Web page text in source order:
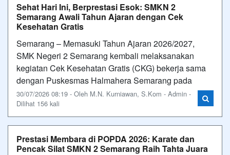
Sehat Hari Ini, Berprestasi Esok: SMKN 2
Semarang Awali Tahun Ajaran dengan Cek
Kesehatan Gratis
Semarang – Memasuki Tahun Ajaran 2026/2027,
SMK Negeri 2 Semarang kembali melaksanakan
kegiatan Cek Kesehatan Gratis (CKG) bekerja sama
dengan Puskesmas Halmahera Semarang pada
30/07/2026 08:19 - Oleh M.N. Kurniawan, S.Kom - Admin -
Dilihat 156 kali
Prestasi Membara di POPDA 2026: Karate dan
Pencak Silat SMKN 2 Semarang Raih Tahta Juara